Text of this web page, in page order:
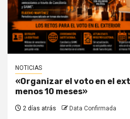
NOTICIAS
«Organizar el voto en el
menos 10 meses»
2 días atrás Data Confirmada